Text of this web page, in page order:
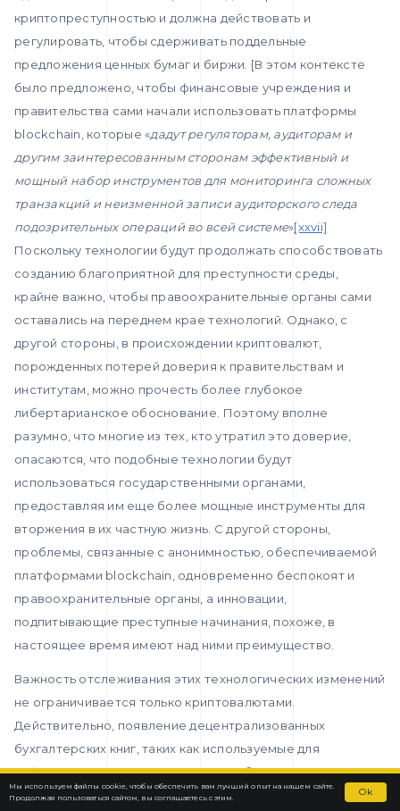
криптопреступностью и должна действовать и
регулировать, чтобы сдерживать поддельные
предложения ценных бумаг и биржи. [В этом контексте
было предложено, чтобы финансовые учреждения и
правительства сами начали использовать платформы
blockchain, которые «дадут регуляторам, аудиторам и
другим заинтересованным сторонам эффективный и
мощный набор инструментов для мониторинга сложных
транзакций и неизменной записи аудиторского следа
подозрительных операций во всей системе»[xxvii]
Поскольку технологии будут продолжать способствовать
созданию благоприятной для преступности среды,
крайне важно, чтобы правоохранительные органы сами
оставались на переднем крае технологий. Однако, с
другой стороны, в происхождении криптовалют,
порожденных потерей доверия к правительствам и
институтам, можно прочесть более глубокое
либертарианское обоснование. Поэтому вполне
разумно, что многие из тех, кто утратил это доверие,
опасаются, что подобные технологии будут
использоваться государственными органами,
предоставляя им еще более мощные инструменты для
вторжения в их частную жизнь. С другой стороны,
проблемы, связанные с анонимностью, обеспечиваемой
платформами blockchain, одновременно беспокоят и
правоохранительные органы, а инновации,
подпитывающие преступные начинания, похоже, в
настоящее время имеют над ними преимущество.
Важность отслеживания этих технологических изменений
не ограничивается только криптовалютами.
Действительно, появление децентрализованных
бухгалтерских книг, таких как используемые для
цифровых валют, открывает многообещающие
перспективы в контексте того, что развивается под
Contact us
Мы используем файлы cookie, чтобы обеспечить вам лучший опыт на нашем сайте.
Продолжая пользоваться сайтом, вы соглашаетесь с этим.
Ok